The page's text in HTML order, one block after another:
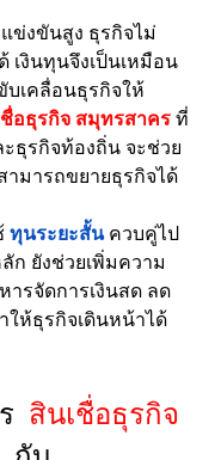
เงินทุนจึงเป็นเหมือน
บเคลื่อนธุรกิจให้
ชื่อธุรกิจ สมุทรสาคร ที่
ธุรกิจท้องถิ่น จะช่วย
ามารถขยายธุรกิจได้
ทุนระยะสั้น ควบคู่ไป
ก ยังช่วยเพิ่มความ
ารจัดการเงินสด ลด
ให้ธุรกิจเดินหน้าได้
สินเชื่อธุรกิจ